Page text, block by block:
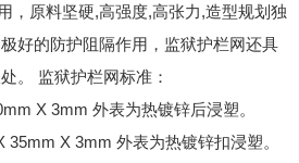
，原料坚硬,高强度,高张力,造型规划独
好的防护阻隔作用，监狱护栏网还具
。 监狱护栏网标准：
X 3mm 外表为热镀锌后浸塑。
X 3mm 外表为热镀锌扣浸塑。